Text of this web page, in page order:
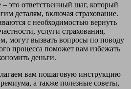
это ответственный шаг, который
деталям, включая страхование.
с необходимостью вернуть
услуги страхования,
могут вызвать вопросы по поводу
процесса поможет вам избежать
деньги.
вам пошаговую инструкцию
а также полезные советы,